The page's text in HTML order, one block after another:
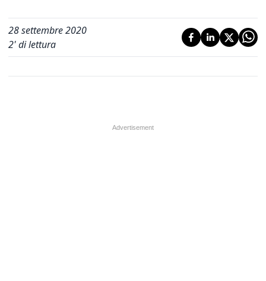
28 settembre 2020
2' di lettura